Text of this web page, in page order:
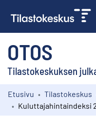
OTOS
Tilastokeskuksen
Kokoelmat
Etusivu Tilastokeskus